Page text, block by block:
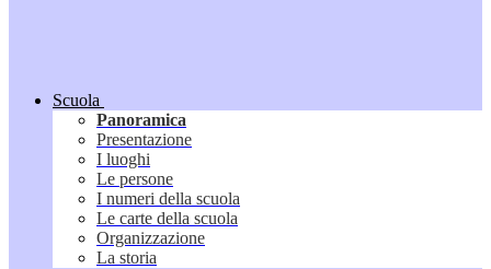
Scuola
Panoramica
Presentazione
I luoghi
Le persone
I numeri della scuola
Le carte della scuola
Organizzazione
La storia